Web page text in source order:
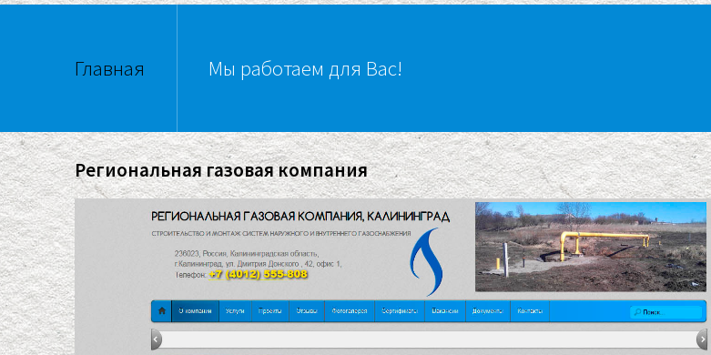
Главная Мы работаем для Вас!
Региональная газовая компания